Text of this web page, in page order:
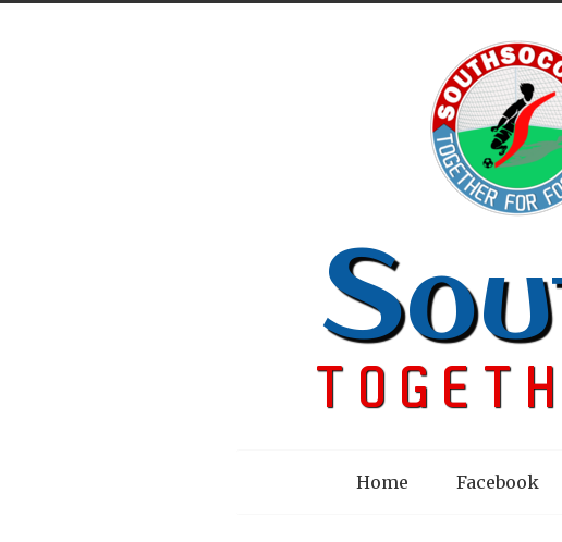
Home Facebook